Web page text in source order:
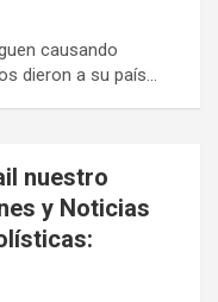
causando
dieron a su país…
nuestro
y Noticias